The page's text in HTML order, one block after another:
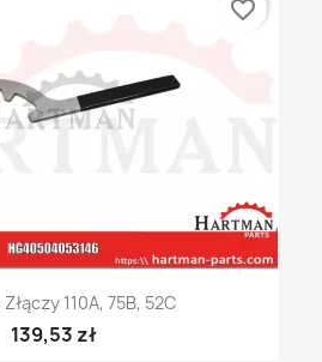
110A, 75B, 52C
139,53 zł
favorite_border